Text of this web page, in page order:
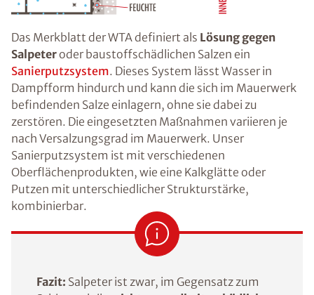
Das Merkblatt der WTA definiert als Lösung gegen
Salpeteroder baustoffschädlichen Salzen ein
Sanierputzsystem. Dieses System lässt Wasser in
Dampfform hindurch und kann die sich im Mauerwerk
befindenden Salze einlagern, ohne sie dabei zu
zerstören. Die eingesetzten Maßnahmen variieren je
nach Versalzungsgrad im Mauerwerk. Unser
Sanierputzsystem ist mit verschiedenen
Oberflächenprodukten, wie eine Kalkglätte oder
Putzen mit unterschiedlicher Strukturstärke,
kombinierbar.
Fazit: Salpeter ist zwar, im Gegensatz zum